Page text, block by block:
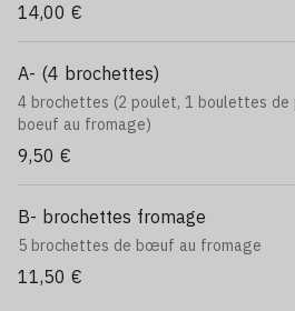
14,00 €
A- (4 brochettes)
4 brochettes (2 poulet, 1 boulettes de
boeuf au fromage)
9,50 €
B- brochettes fromage
5 brochettes de bœuf au fromage
11,50 €